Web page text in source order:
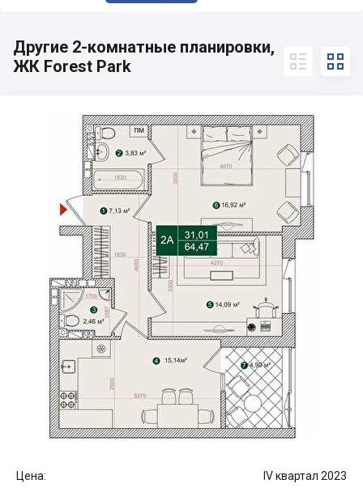
Другие 2-комнатные планировки,
ЖК Forest Park
 
Цена: IV квартал 2023